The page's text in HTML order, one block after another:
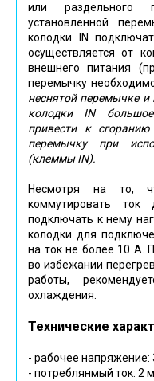
или раздельного
установленной
колодки IN
осуществляется от
внешнего питания
перемычку
неснятой перемычке
колодки IN
привести к сгоранию
перемычку при
(клеммы IN).
Несмотря на то,
коммутировать
подключать к нему
колодки для
на ток не более 10 А.
во избежании
работы,
охлаждения.
Технические
- рабочее напряжение:
- потреблянмый ток: 2